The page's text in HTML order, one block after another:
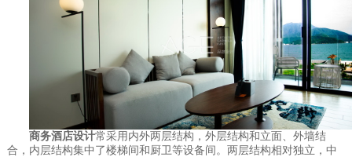
商务酒店设计常采用内外两层结构，外层结构和立面、外墙结
合，内层结构集中了楼梯间和厨卫等设备间。两层结构相对独立，中